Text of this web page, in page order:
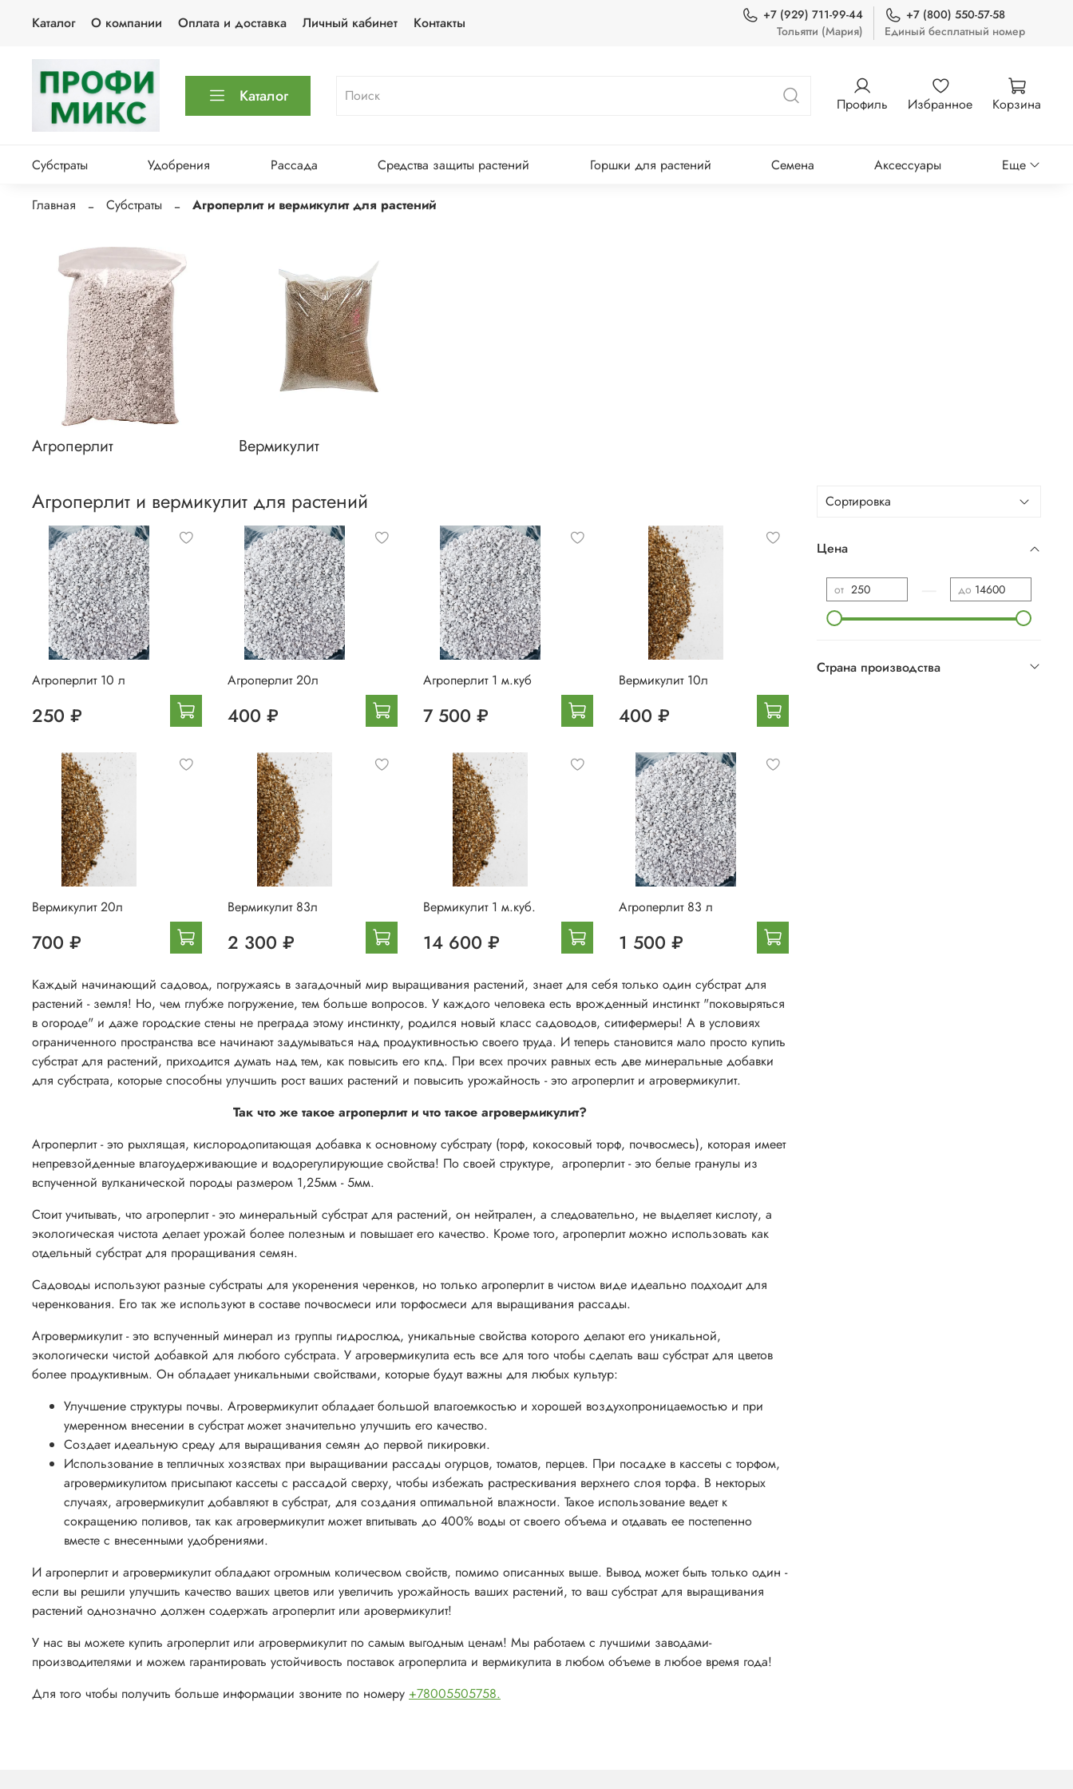
Каталог О компании Оплата и доставка Личный кабинет Контакты
+7 (929) 711-99-44
Тольятти (Мария)
+7 (800) 550-57-58
Единый бесплатный номер
Каталог Профиль Избранное Корзина
Субстраты Удобрения Рассада Средства защиты растений Горшки для растений Семена Аксессуары Еще
Главная Субстраты Агроперлит и вермикулит для растений
Агроперлит Вермикулит
Агроперлит и вермикулит для растений
Агроперлит 10 л
250 ₽
Агроперлит 20л
400 ₽
Агроперлит 1 м.куб
7 500 ₽
Вермикулит 10л
400 ₽
Вермикулит 20л
700 ₽
Вермикулит 83л
2 300 ₽
Вермикулит 1 м.куб.
14 600 ₽
Агроперлит 83 л
1 500 ₽
Каждый начинающий садовод, погружаясь в загадочный мир выращивания растений, знает для себя только один субстрат для
растений - земля! Но, чем глубже погружение, тем больше вопросов. У каждого человека есть врожденный инстинкт "поковыряться
в огороде" и даже городские стены не преграда этому инстинкту, родился новый класс садоводов, ситифермеры! А в условиях
ограниченного пространства все начинают задумываться над продуктивностью своего труда. И теперь становится мало просто купить
субстрат для растений, приходится думать над тем, как повысить его кпд. При всех прочих равных есть две минеральные добавки
для субстрата, которые способны улучшить рост ваших растений и повысить урожайность - это агроперлит и агровермикулит.
Так что же такое агроперлит и что такое агровермикулит?
Агроперлит - это рыхлящая, кислородопитающая добавка к основному субстрату (торф, кокосовый торф, почвосмесь), которая имеет
непревзойденные влагоудерживающие и водорегулирующие свойства! По своей структуре, агроперлит - это белые гранулы из
вспученной вулканической породы размером 1,25мм - 5мм.
Стоит учитывать, что агроперлит - это минеральный субстрат для растений, он нейтрален, а следовательно, не выделяет кислоту, а
экологическая чистота делает урожай более полезным и повышает его качество. Кроме того, агроперлит можно использовать как
отдельный субстрат для проращивания семян.
Садоводы используют разные субстраты для укоренения черенков, но только агроперлит в чистом виде идеально подходит для
черенкования. Его так же используют в составе почвосмеси или торфосмеси для выращивания рассады.
Агровермикулит - это вспученный минерал из группы гидрослюд, уникальные свойства которого делают его уникальной,
экологически чистой добавкой для любого субстрата. У агровермикулита есть все для того чтобы сделать ваш субстрат для цветов
более продуктивным. Он обладает уникальными свойствами, которые будут важны для любых культур:
Улучшение структуры почвы. Агровермикулит обладает большой влагоемкостью и хорошей воздухопроницаемостью и при
умеренном внесении в субстрат может значительно улучшить его качество.
Создает идеальную среду для выращивания семян до первой пикировки.
Использование в тепличных хозяствах при выращивании рассады огурцов, томатов, перцев. При посадке в кассеты с торфом,
агровермикулитом присыпают кассеты с рассадой сверху, чтобы избежать растрескивания верхнего слоя торфа. В некторых
случаях, агровермикулит добавляют в субстрат, для создания оптимальной влажности. Такое использование ведет к
сокращению поливов, так как агровермикулит может впитывать до 400% воды от своего объема и отдавать ее постепенно
вместе с внесенными удобрениями.
И агроперлит и агровермикулит обладают огромным количесвом свойств, помимо описанных выше. Вывод может быть только один -
если вы решили улучшить качество ваших цветов или увеличить урожайность ваших растений, то ваш субстрат для выращивания
растений однозначно должен содержать агроперлит или аровермикулит!
У нас вы можете купить агроперлит или агровермикулит по самым выгодным ценам! Мы работаем с лучшими заводами-
производителями и можем гарантировать устойчивость поставок агроперлита и вермикулита в любом объеме в любое время года!
Для того чтобы получить больше информации звоните по номеру +78005505758.
Цена
от до
Страна производства